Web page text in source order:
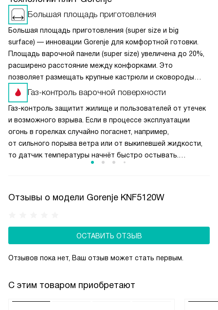
Большая площадь приготовления
Большая площадь приготовления (super size и big
surface) — инновации Gorenje для комфортной готовки.
Площадь варочной панели (super size) увеличена до 20%,
расширено расстояние между конфорками. Это
позволяет размещать крупные кастрюли и сковороды
одновременно, не мешая друг другу. Чугунные решётки
обеспечивают устойчивость посуды при перемещении.
Конструкция (super size) в духовках предлагает
увеличенную камеру и противни макси-формата. Полная
ширина духовки используется эффективно, а равномерная
циркуляция воздуха гарантирует идеальное пропекание
блюд на всех уровнях.
Газ-контроль варочной поверхности
Газ-контроль защитит жилище и пользователей от утечек
и возможного взрыва. Если в процессе эксплуатации
огонь в горелках случайно погаснет, например,
от сильного порыва ветра или от выкипевшей жидкости,
то датчик температуры начнёт быстро остывать.
Отзывы о модели Gorenje KNF5120W
ОСТАВИТЬ ОТЗЫВ
Отзывов пока нет, Ваш отзыв может стать первым.
С этим товаром приобретают